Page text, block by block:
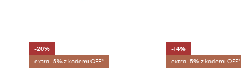
-20%
extra -5% z kodem: OFF*
-14%
extra -5% z kodem: OFF*